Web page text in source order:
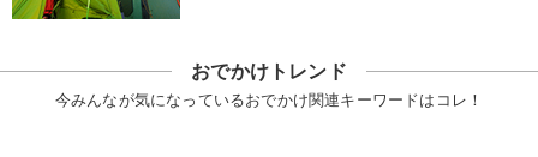
おでかけトレンド
今みんなが気になっているおでかけ関連キーワードはコレ！